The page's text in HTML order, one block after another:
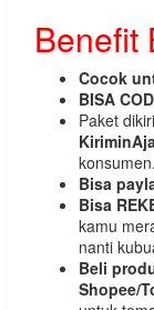
Benefit
Cocok
BISA
Paket
konsumen.
Bisa
Bisa
kamu
nanti
Beli
Shopee/